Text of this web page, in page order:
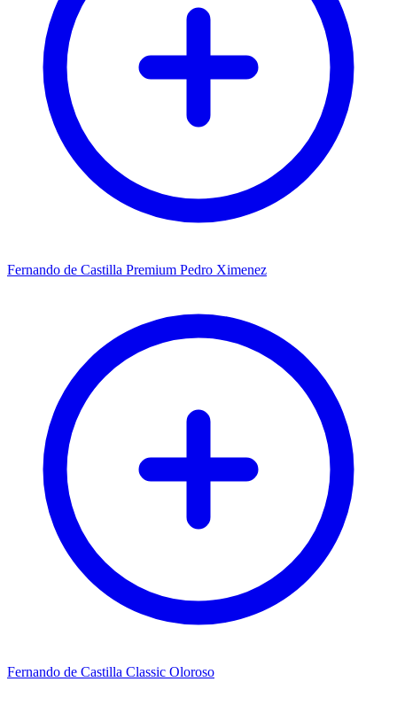
Fernando de Castilla Premium Pedro Ximenez
Fernando de Castilla Classic Oloroso